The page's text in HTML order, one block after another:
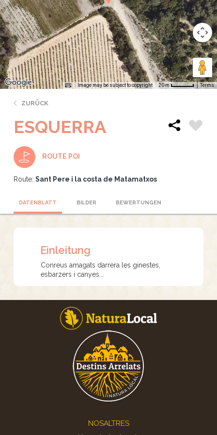
Image may be subject to copyright 20 m Terms
ZURÜCK
ESQUERRA
ROUTE POI
Route: Sant Pere i la costa de Matamatxos
DATENBLATT BILDER BEWERTUNGEN
Einleitung
Conreus amagats darrera les ginestes,
esbarzers i canyes...
NOSALTRES